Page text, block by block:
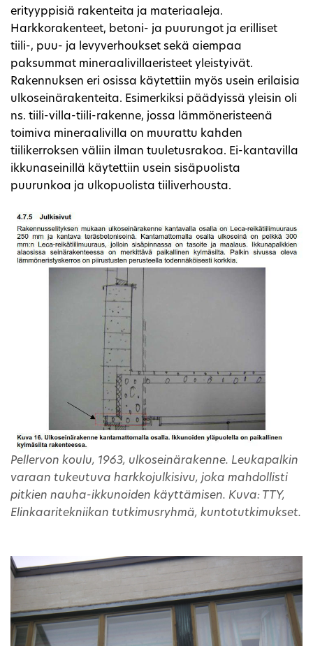
erityyppisiä rakenteita ja materiaaleja.
Harkkorakenteet, betoni- ja puurungot ja erilliset
tiili-, puu- ja levyverhoukset sekä aiempaa
paksummat mineraalivillaeristeet yleistyivät.
Rakennuksen eri osissa käytettiin myös usein erilaisia
ulkoseinärakenteita. Esimerkiksi päädyissä yleisin oli
ns. tiili-villa-tiili-rakenne, jossa lämmöneristeenä
toimiva mineraalivilla on muurattu kahden
tiilikerroksen väliin ilman tuuletusrakoa. Ei-kantavilla
ikkunaseinillä käytettiin usein sisäpuolista
puurunkoa ja ulkopuolista tiiliverhousta.
Pellervon koulu, 1963, ulkoseinärakenne. Leukapalkin
varaan tukeutuva harkkojulkisivu, joka mahdollisti
pitkien nauha-ikkunoiden käyttämisen. Kuva: TTY,
Elinkaaritekniikan tutkimusryhmä, kuntotutkimukset.